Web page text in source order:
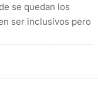
se quedan los
ser inclusivos pero